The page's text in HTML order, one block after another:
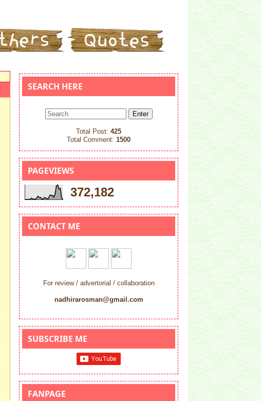
SEARCH HERE
Total Post: 425
Total Comment: 1500
PAGEVIEWS
372,182
CONTACT ME
For review / advertorial / collaboration
nadhirarosman@gmail.com
SUBSCRIBE ME
FANPAGE